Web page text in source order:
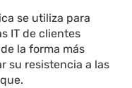
se utiliza para
IT de clientes
la forma más
su resistencia a las